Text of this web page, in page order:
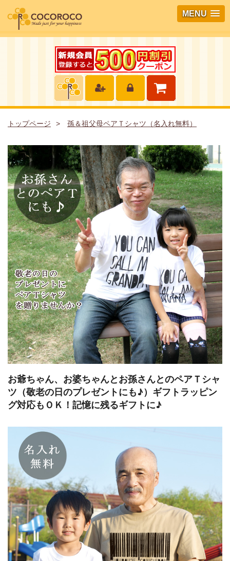
MENU
トップページ 孫＆祖父母ペアＴシャツ（名入れ無料）
お爺ちゃん、お婆ちゃんとお孫さんとのペアＴシャ
ツ（敬老の日のプレゼントにも♪）ギフトラッピン
グ対応もＯＫ！記憶に残るギフトに♪